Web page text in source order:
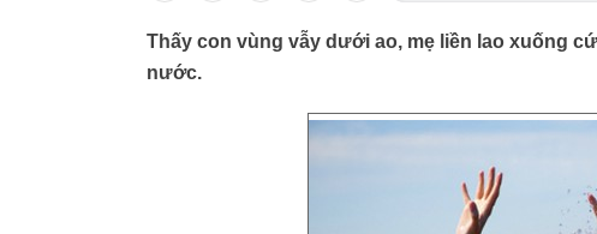
Thấy con vùng vẫy dưới ao, mẹ liền lao xuống
nước.